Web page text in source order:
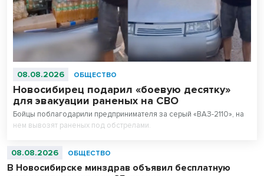
08.08.2026 ОБЩЕСТВО
Новосибирец подарил «боевую десятку»
для эвакуации раненых на СВО
Бойцы поблагодарили предпринимателя за серый «ВАЗ-2110», на
нем вывозят раненых под обстрелами.
08.08.2026 ОБЩЕСТВО
В Новосибирске минздрав объявил бесплатную